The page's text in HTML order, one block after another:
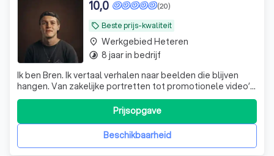
local_offer Beste prijs-kwaliteit
(20)
10,0
Ik ben Bren. Ik vertaal verhalen naar beelden die blijven
hangen. Van zakelijke portretten tot promotionele video’s:
met een frisse blik en oog voor detail breng ik jouw verhaal
Beschikbaarheid
Prijsopgave
place Werkgebied Heteren
timelapse 8 jaar in bedrijf